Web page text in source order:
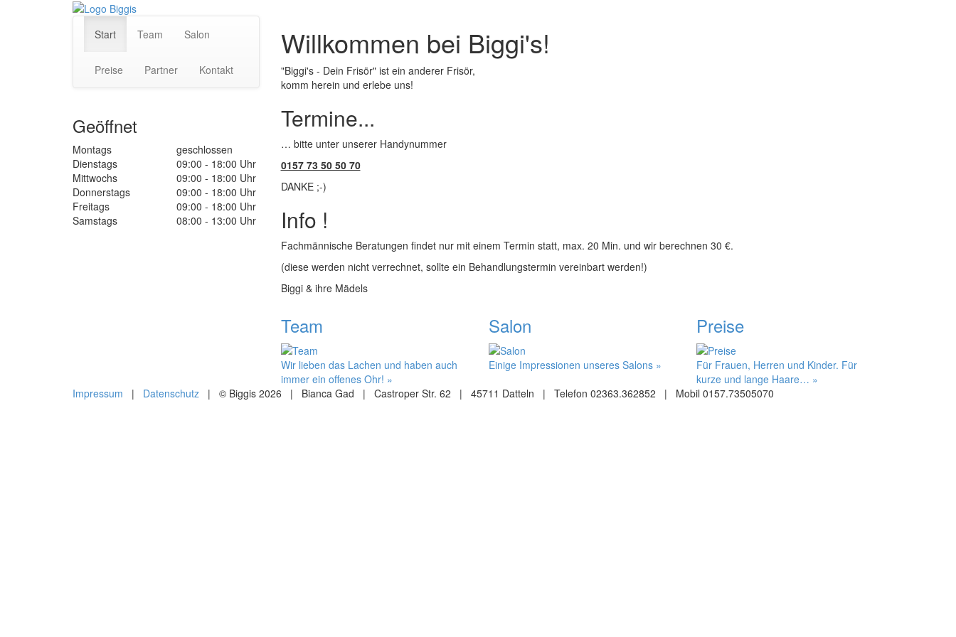
Start Team Salon
Preise Partner Kontakt
Geöffnet
Montags
geschlossen
Dienstags
09:00 - 18:00 Uhr
Mittwochs
09:00 - 18:00 Uhr
Donnerstags
09:00 - 18:00 Uhr
Freitags
09:00 - 18:00 Uhr
Samstags
08:00 - 13:00 Uhr
Willkommen bei Biggi's!
"Biggi's - Dein Frisör" ist ein anderer Frisör,
komm herein und erlebe uns!
Termine...
… bitte unter unserer Handynummer
0157 73 50 50 70
DANKE ;-)
Info !
Fachmännische Beratungen findet nur mit einem Termin statt, max. 20 Min. und wir berechnen 30 €.
(diese werden nicht verrechnet, sollte ein Behandlungstermin vereinbart werden!)
Biggi & ihre Mädels
Team
Wir lieben das Lachen und haben auch
immer ein offenes Ohr! »
Salon
Einige Impressionen unseres Salons »
Preise
Für Frauen, Herren und Kinder. Für
kurze und lange Haare… »
Impressum | Datenschutz | © Biggis 2026 | Bianca Gad | Castroper Str. 62 | 45711 Datteln | Telefon 02363.362852 | Mobil 0157.73505070